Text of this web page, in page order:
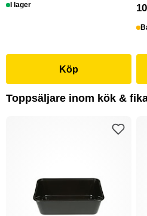
I lager
Köp
Toppsäljare inom kök &